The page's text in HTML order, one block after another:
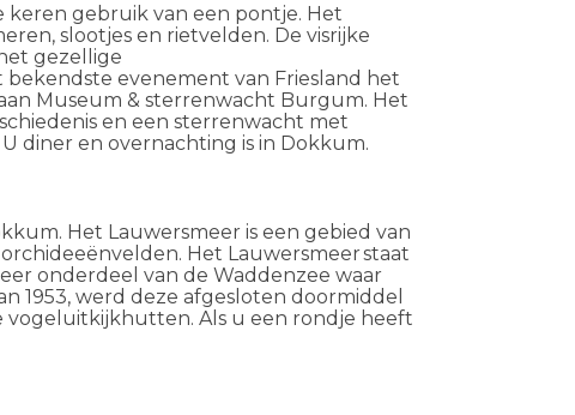
keren gebruik van een pontje. Het
slootjes en rietvelden. De visrijke
gezellige
evenement van Friesland het
Museum & sterrenwacht Burgum. Het
en een sterrenwacht met
U diner en overnachting is in Dokkum.
Het Lauwersmeer is een gebied van
Het Lauwersmeer staat
onderdeel van de Waddenzee waar
1953, werd deze afgesloten doormiddel
Als u een rondje heeft